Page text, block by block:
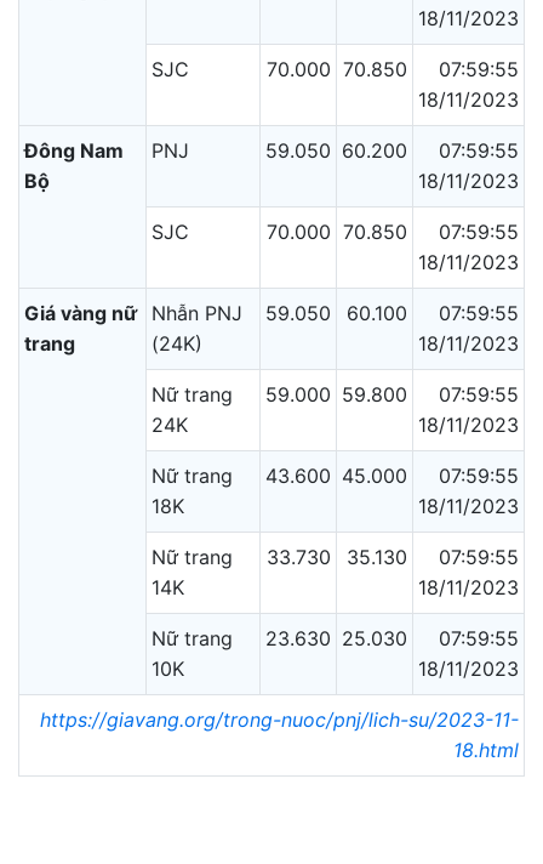
18/11/2023
SJC 70.000 70.850
07:59:55
18/11/2023
Đông Nam
Bộ
PNJ 59.050 60.200
07:59:55
18/11/2023
SJC 70.000 70.850
07:59:55
18/11/2023
Giá vàng nữ
trang
Nhẫn PNJ
(24K)
59.050 60.100
07:59:55
18/11/2023
Nữ trang
24K
59.000 59.800
07:59:55
18/11/2023
Nữ trang
18K
43.600 45.000
07:59:55
18/11/2023
Nữ trang
14K
33.730 35.130
07:59:55
18/11/2023
Nữ trang
10K
23.630 25.030
07:59:55
18/11/2023
https://giavang.org/trong-nuoc/pnj/lich-su/2023-11-
18.html